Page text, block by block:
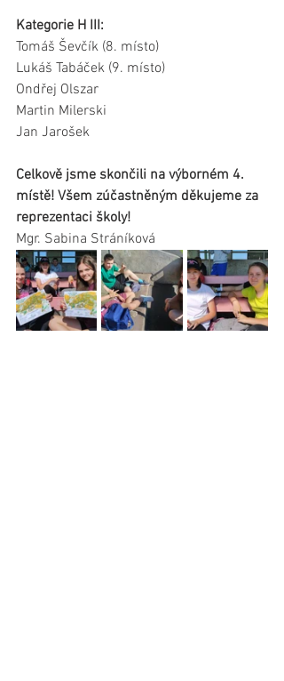
Kategorie H III:
Tomáš Ševčík (8. místo)
Lukáš Tabáček (9. místo)
Ondřej Olszar
Martin Milerski
Jan Jarošek
Celkově jsme skončili na výborném 4.
místě! Všem zúčastněným děkujeme za
reprezentaci školy!
Mgr. Sabina Stráníková